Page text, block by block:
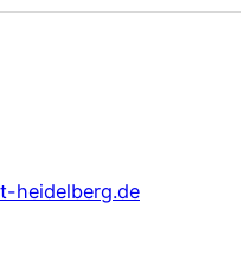
heidelberg.de